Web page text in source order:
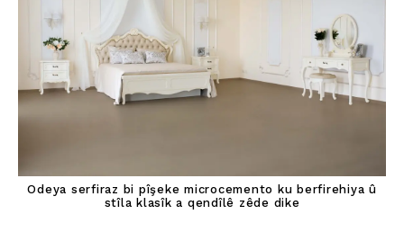
Odeya serfiraz bi pîşeke microcemento ku berfirehiya û
stîla klasîk a qendîlê zêde dike